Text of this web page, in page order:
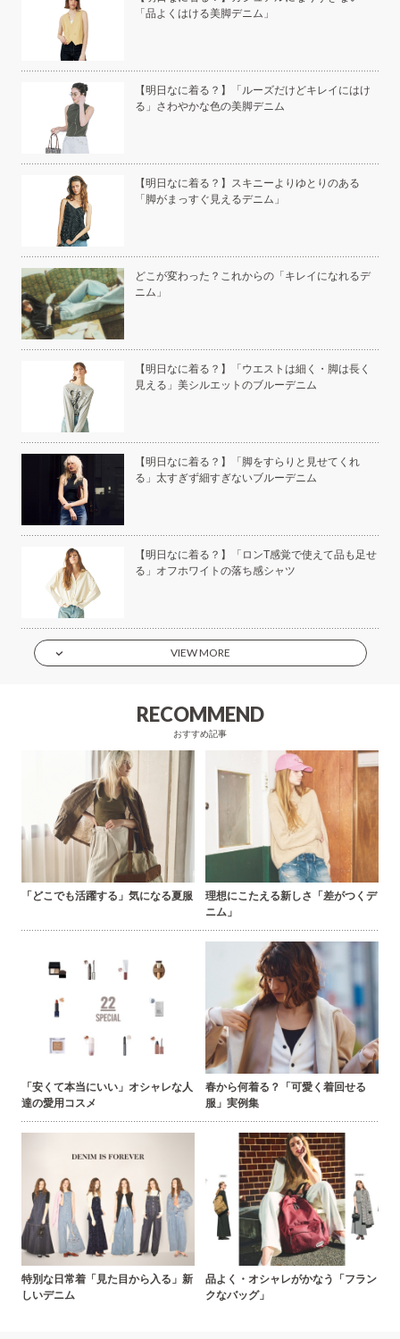
「品よくはける美脚デニム」
【明日なに着る？】「ルーズだけどキレイにはけ
る」さわやかな色の美脚デニム
【明日なに着る？】スキニーよりゆとりのある
「脚がまっすぐ見えるデニム」
どこが変わった？これからの「キレイになれるデ
ニム」
【明日なに着る？】「ウエストは細く・脚は長く
見える」美シルエットのブルーデニム
【明日なに着る？】「脚をすらりと見せてくれ
る」太すぎず細すぎないブルーデニム
【明日なに着る？】「ロンT感覚で使えて品も足せ
る」オフホワイトの落ち感シャツ
VIEW MORE
RECOMMEND
おすすめ記事
「どこでも活躍する」気になる夏服
理想にこたえる新しさ「差がつくデ
ニム」
「安くて本当にいい」オシャレな人
達の愛用コスメ
春から何着る？「可愛く着回せる
服」実例集
特別な日常着「見た目から入る」新
しいデニム
品よく・オシャレがかなう「フラン
クなバッグ」